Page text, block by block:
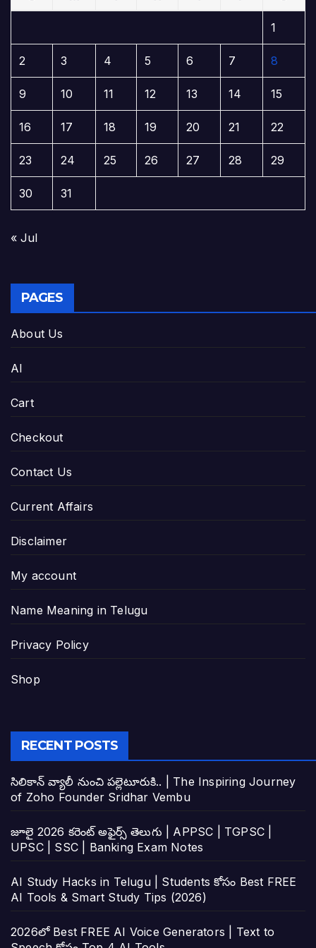
1
2 3 4 5 6 7 8
9 10 11 12 13 14 15
16 17 18 19 20 21 22
23 24 25 26 27 28 29
30 31
« Jul
PAGES
About Us
AI
Cart
Checkout
Contact Us
Current Affairs
Disclaimer
My account
Name Meaning in Telugu
Privacy Policy
Shop
RECENT POSTS
సిలికాన్ వ్యాలీ నుంచి పల్లెటూరుకి.. | The Inspiring Journey
of Zoho Founder Sridhar Vembu
జూలై 2026 కరెంట్ అఫైర్స్ తెలుగు | APPSC | TGPSC |
UPSC | SSC | Banking Exam Notes
AI Study Hacks in Telugu | Students కోసం Best FREE
AI Tools & Smart Study Tips (2026)
2026లో Best FREE AI Voice Generators | Text to